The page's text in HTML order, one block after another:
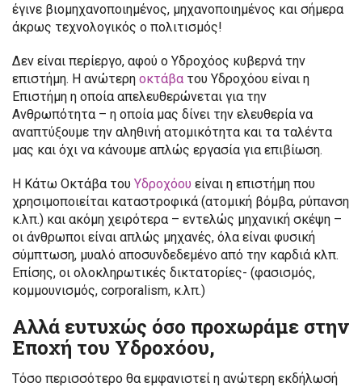
έγινε βιομηχανοποιημένος, μηχανοποιημένος και σήμερα
άκρως τεχνολογικός ο πολιτισμός!
Δεν είναι περίεργο, αφού ο Υδροχόος κυβερνά την
επιστήμη. Η ανώτερη οκτάβα του Υδροχόου είναι η
Επιστήμη η οποία απελευθερώνεται για την
Ανθρωπότητα – η οποία μας δίνει την ελευθερία να
αναπτύξουμε την αληθινή ατομικότητα και τα ταλέντα
μας και όχι να κάνουμε απλώς εργασία για επιβίωση.
Η Κάτω Οκτάβα του Υδροχόου είναι η επιστήμη που
χρησιμοποιείται καταστροφικά (ατομική βόμβα, ρύπανση
κ.λπ.) και ακόμη χειρότερα – εντελώς μηχανική σκέψη –
οι άνθρωποι είναι απλώς μηχανές, όλα είναι φυσική
σύμπτωση, μυαλό αποσυνδεδεμένο από την καρδιά κλπ.
Επίσης, οι ολοκληρωτικές δικτατορίες- (φασισμός,
κομμουνισμός, corporalism, κ.λπ.)
Αλλά ευτυχώς όσο προχωράμε στην
Εποχή του Υδροχόου,
Τόσο περισσότερο θα εμφανιστεί η ανώτερη εκδήλωσή